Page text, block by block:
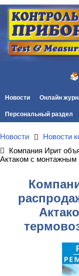
Новости Онлайн
Персональный раздел
Новости Новости
Компания Ирит
Актаком с